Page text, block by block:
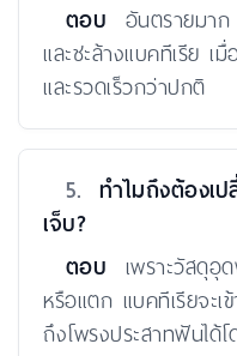
ตอบ อันตรายมาก
และชะล้างแบคทีเรีย เ
และรวดเร็วกว่าปกติ
5. ทำไมถึงต้องเ
เจ็บ?
ตอบ เพราะวัสดุอุ
หรือแตก แบคทีเรียจะเ
ถึงโพรงประสาทฟันได้